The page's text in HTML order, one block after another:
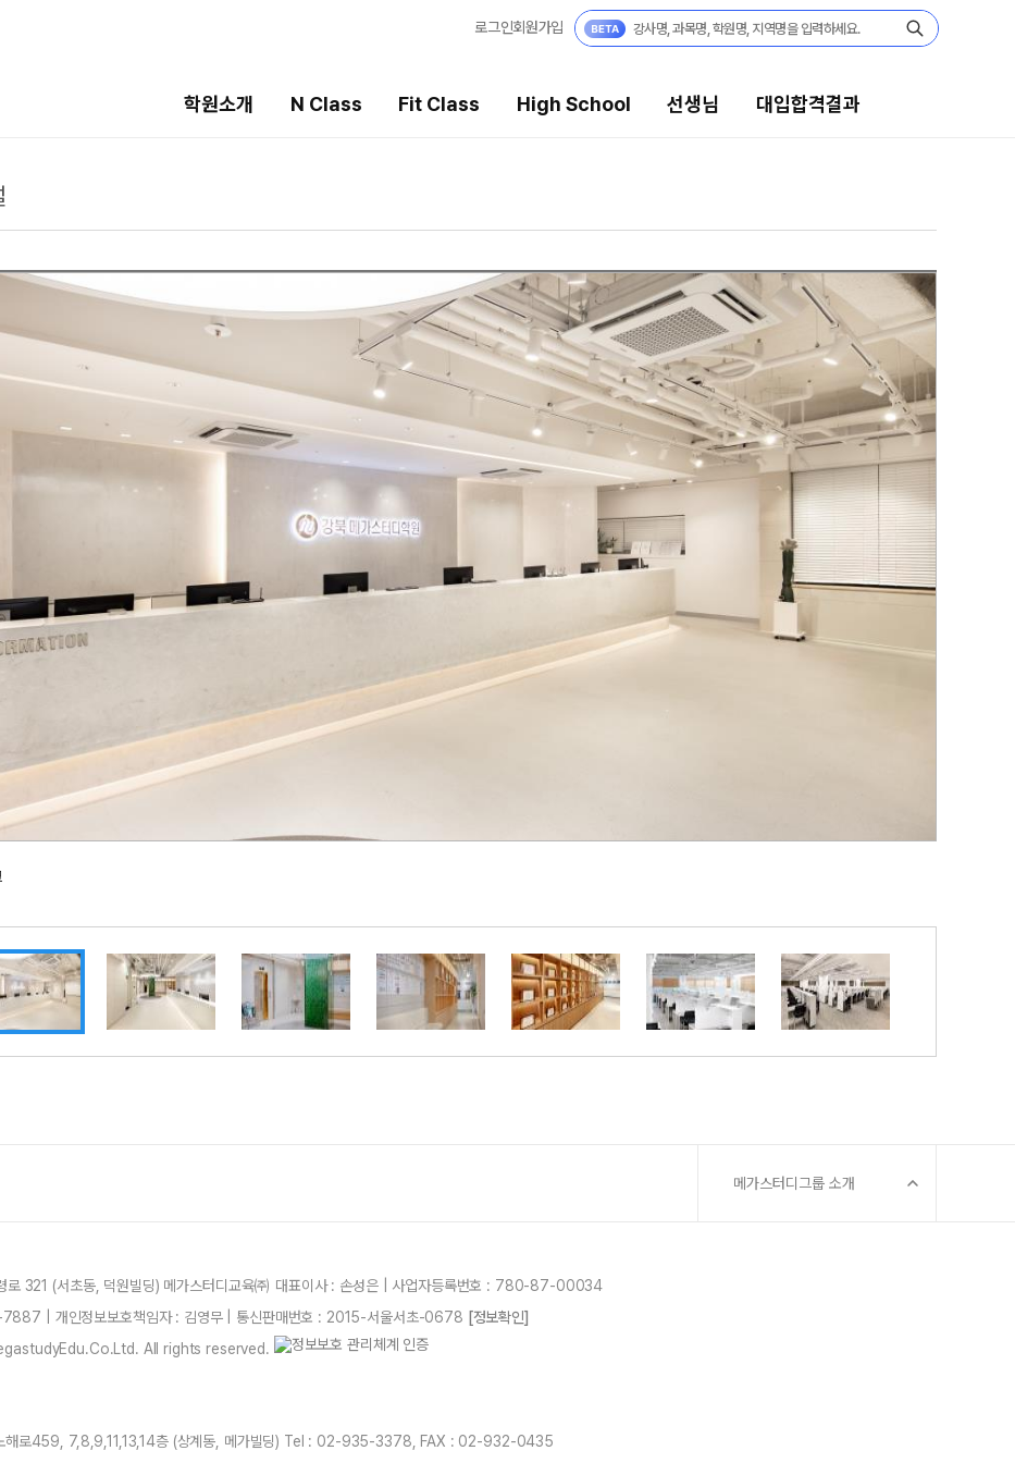
로그인회원가입
학원소개 N Class Fit Class High School 선생님 대입합격결과
Fit AM 8월 과정
Fit PM 7월 과정
2027 윈터스쿨
N
2026 썸머특강
8월 단과
N
입시전문 담임
학습 콘텐츠
학습 콘텐츠 한눈에 보기
OMEGA 모의고사
전국 대단위 실전 모의고사
메가X대성 더 프리미엄 모의고사
ALPHA 모의고사
수학 아이젠
통합사회·과학 학평 대비
2026 수능 적중 문항
메가 스마트 리포트
실시간 질문답변 앱 QUBE
팀플장학생 공개
팀플장학 안내
대입합격의 주인공
재수 성공 스토리
메가스터디그룹 소개
로 321 (서초동, 덕원빌딩) 메가스터디교육㈜ 대표이사 : 손성은 | 사업자등록번호 : 780-87-00034
7887 | 개인정보보호책임자 : 김영무 | 통신판매번호 : 2015-서울서초-0678 [정보확인]
All rights reserved.
해로459, 7,8,9,11,13,14층 (상계동, 메가빌딩) Tel : 02-935-3378, FAX : 02-932-0435